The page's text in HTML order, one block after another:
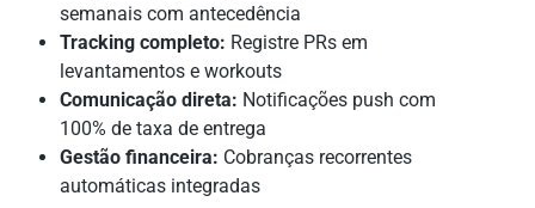
semanais com antecedência
Tracking completo: Registre PRs em
levantamentos e workouts
Comunicação direta: Notificações push com
100% de taxa de entrega
Gestão financeira: Cobranças recorrentes
automáticas integradas